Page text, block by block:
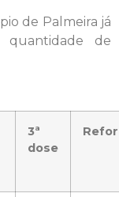
de Palmeira já
de
3ª
dose